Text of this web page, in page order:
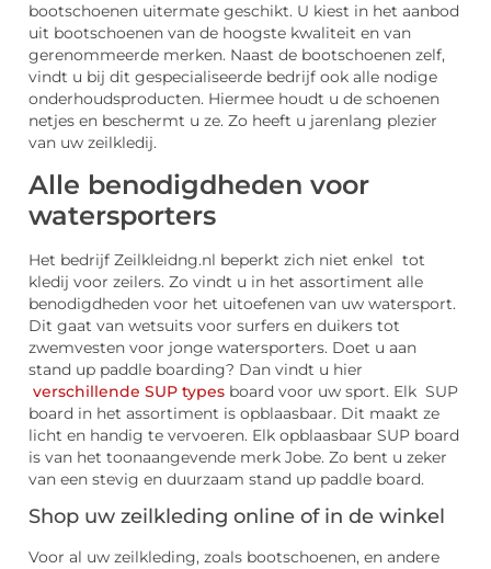
bootschoenen uitermate geschikt. U kiest in het aanbod
uit bootschoenen van de hoogste kwaliteit en van
gerenommeerde merken. Naast de bootschoenen zelf,
vindt u bij dit gespecialiseerde bedrijf ook alle nodige
onderhoudsproducten. Hiermee houdt u de schoenen
netjes en beschermt u ze. Zo heeft u jarenlang plezier
van uw zeilkledij.
Alle benodigdheden voor
watersporters
Het bedrijf Zeilkleidng.nl beperkt zich niet enkel tot
kledij voor zeilers. Zo vindt u in het assortiment alle
benodigdheden voor het uitoefenen van uw watersport.
Dit gaat van wetsuits voor surfers en duikers tot
zwemvesten voor jonge watersporters. Doet u aan
stand up paddle boarding? Dan vindt u hier
verschillende SUP types board voor uw sport. Elk SUP
board in het assortiment is opblaasbaar. Dit maakt ze
licht en handig te vervoeren. Elk opblaasbaar SUP board
is van het toonaangevende merk Jobe. Zo bent u zeker
van een stevig en duurzaam stand up paddle board.
Shop uw zeilkleding online of in de winkel
Voor al uw zeilkleding, zoals bootschoenen, en andere